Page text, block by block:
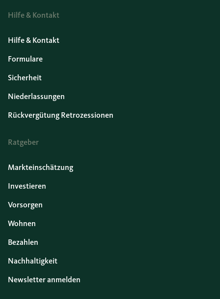
Hilfe & Kontakt
Hilfe & Kontakt
Formulare
Sicherheit
Niederlassungen
Rückvergütung Retrozessionen
Ratgeber
Markteinschätzung
Investieren
Vorsorgen
Wohnen
Bezahlen
Nachhaltigkeit
Newsletter anmelden